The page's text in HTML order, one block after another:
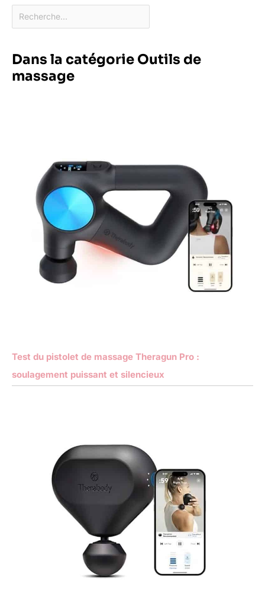
Dans la catégorie Outils de
massage
Test du pistolet de massage Theragun Pro :
soulagement puissant et silencieux